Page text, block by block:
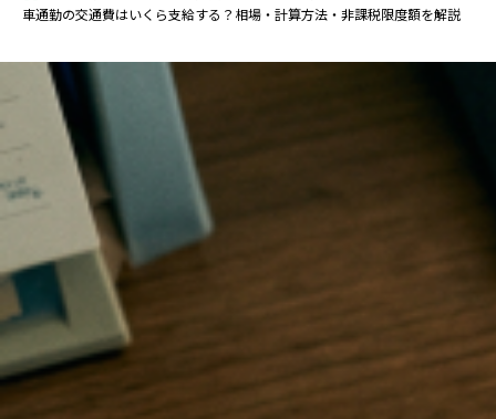
車通勤の交通費はいくら支給する？相場・計算方法・非課税限度額を解説